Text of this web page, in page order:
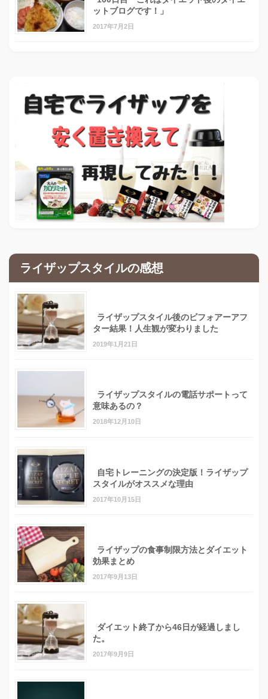
ットブログです！」
2017年7月2日
ライザップスタイルの感想
ライザップスタイル後のビフォアーアフ
ター結果！人生観が変わりました
2019年1月21日
ライザップスタイルの電話サポートって
意味あるの？
2018年12月10日
自宅トレーニングの決定版！ライザップ
スタイルがオススメな理由
2017年10月15日
ライザップの食事制限方法とダイエット
効果まとめ
2017年9月13日
ダイエット終了から46日が経過しまし
た。
2017年9月9日